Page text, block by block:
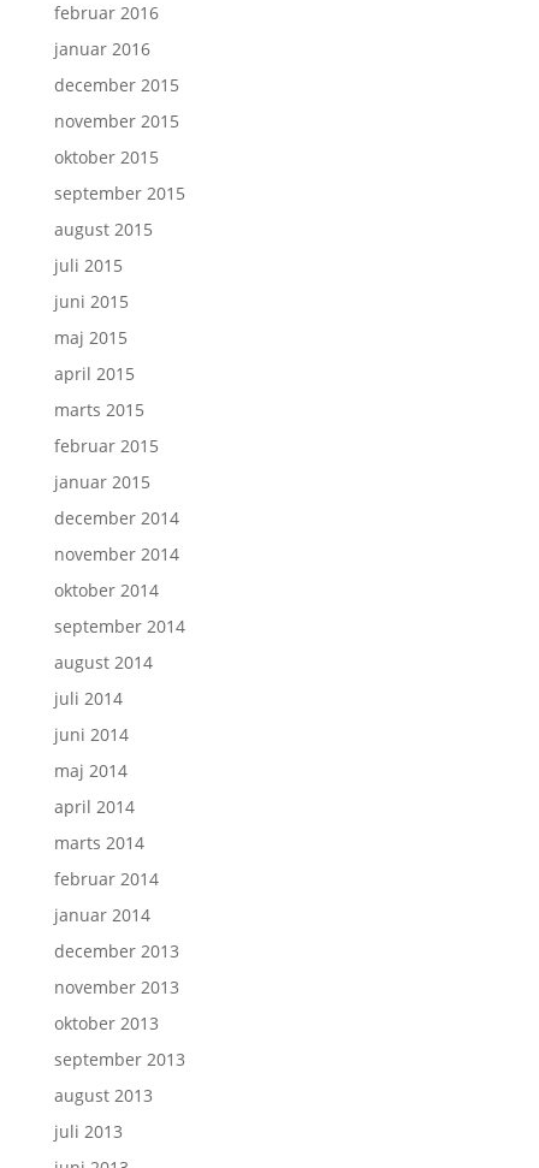
februar 2016
januar 2016
december 2015
november 2015
oktober 2015
september 2015
august 2015
juli 2015
juni 2015
maj 2015
april 2015
marts 2015
februar 2015
januar 2015
december 2014
november 2014
oktober 2014
september 2014
august 2014
juli 2014
juni 2014
maj 2014
april 2014
marts 2014
februar 2014
januar 2014
december 2013
november 2013
oktober 2013
september 2013
august 2013
juli 2013